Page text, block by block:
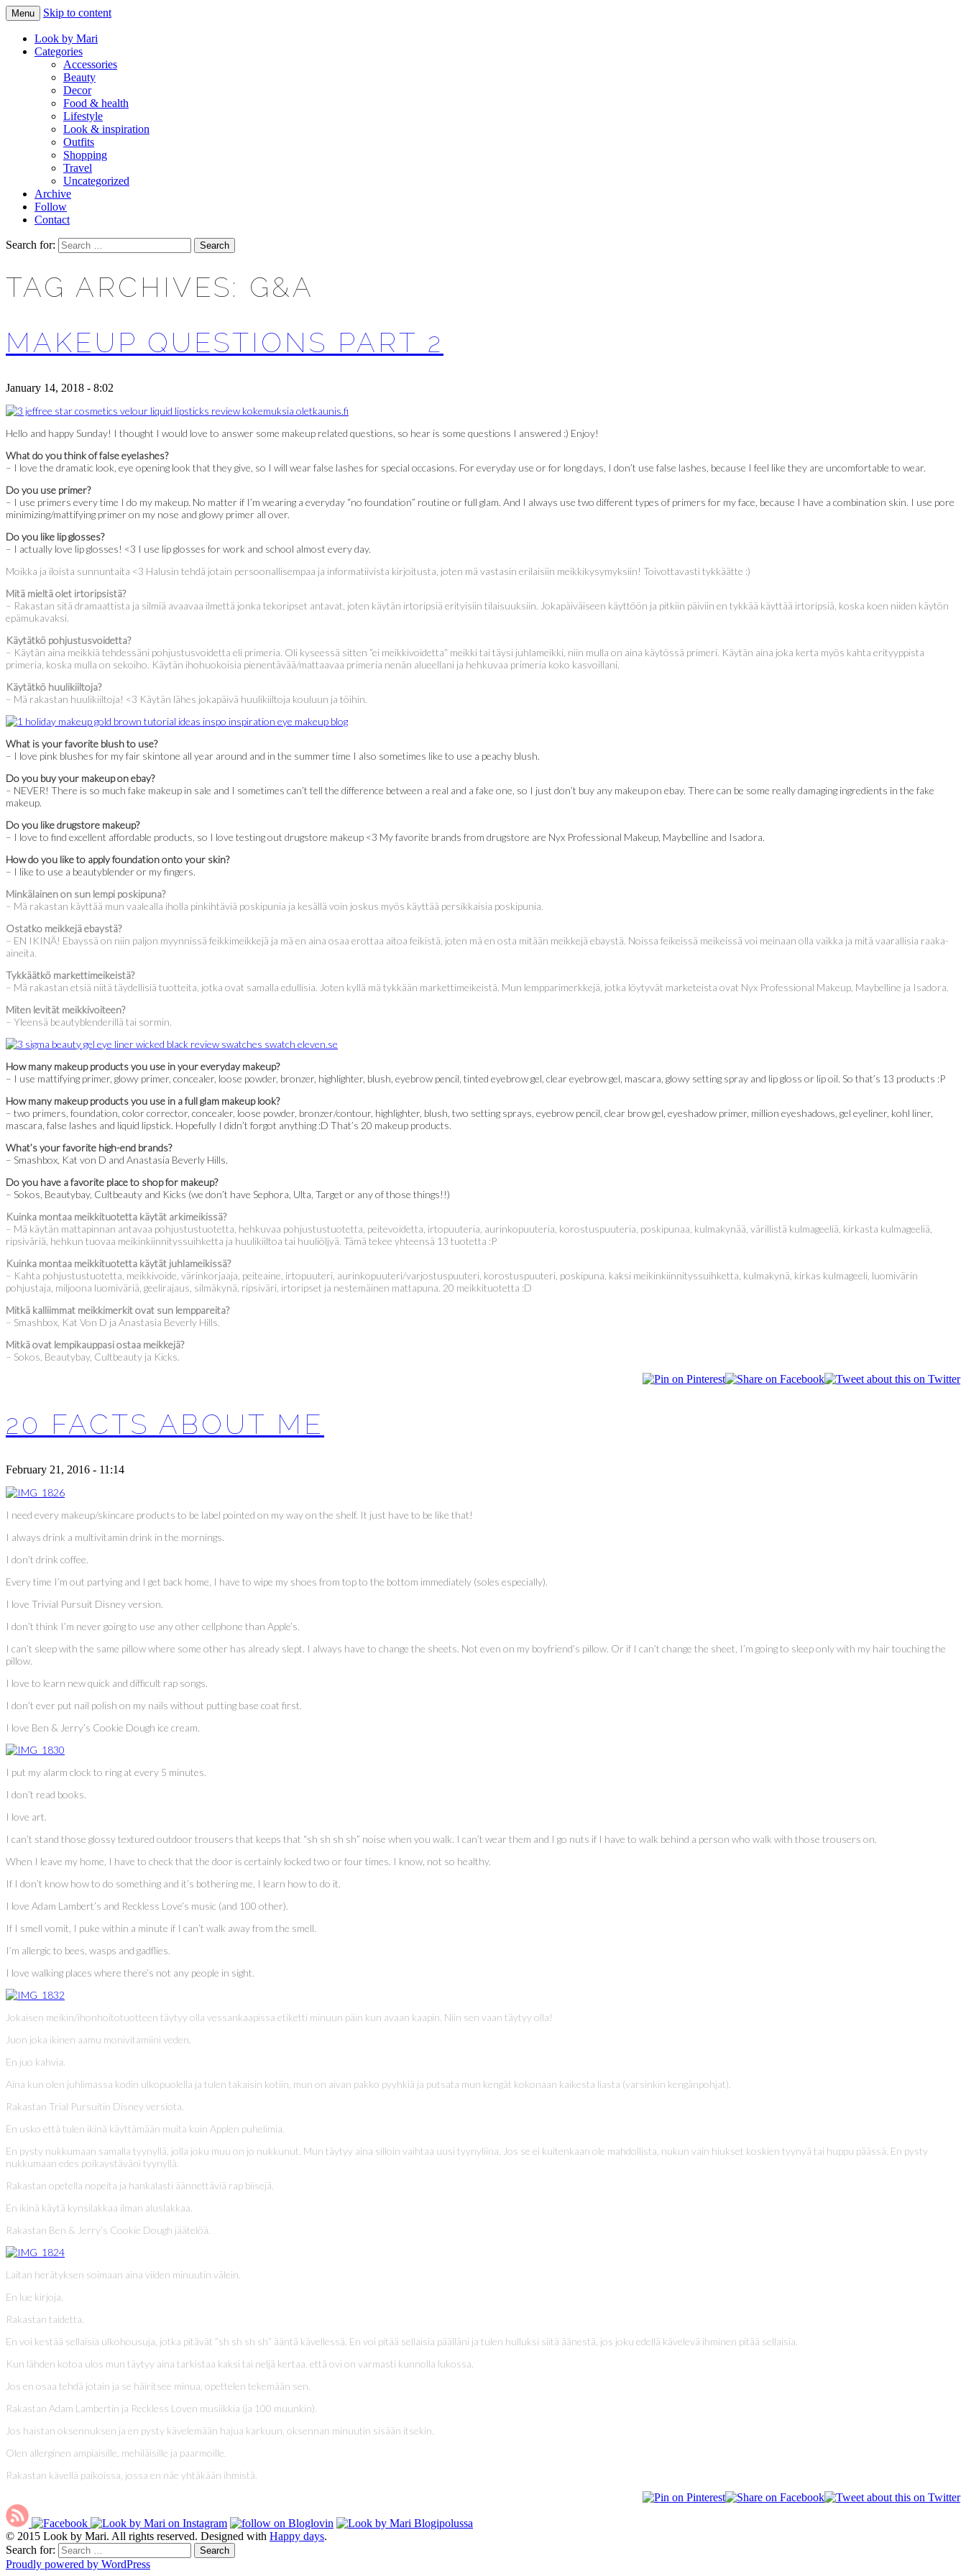
LOOK BY MARI
Makeup & beauty blog
Menu Skip to content
Look by Mari
Categories
Accessories
Beauty
Decor
Food & health
Lifestyle
Look & inspiration
Outfits
Shopping
Travel
Uncategorized
Archive
Follow
Contact
Search for:
TAG ARCHIVES: G&A
MAKEUP QUESTIONS PART 2
January 14, 2018 - 8:02
Hello and happy Sunday! I thought I would love to answer some makeup related questions, so hear is some questions I answered :) Enjoy!
What do you think of false eyelashes?
– I love the dramatic look, eye opening look that they give, so I will wear false lashes for special occasions. For everyday use or for long days, I don’t use false lashes, because I feel like they are uncomfortable to wear.
Do you use primer?
– I use primers every time I do my makeup. No matter if I’m wearing a everyday “no foundation” routine or full glam. And I always use two different types of primers for my face, because I have a combination skin. I use pore
minimizing/mattifying primer on my nose and glowy primer all over.
Do you like lip glosses?
– I actually love lip glosses! <3 I use lip glosses for work and school almost every day.
Moikka ja iloista sunnuntaita <3 Halusin tehdä jotain persoonallisempaa ja informatiivista kirjoitusta, joten mä vastasin erilaisiin meikkikysymyksiin! Toivottavasti tykkäätte :)
Mitä mieltä olet irtoripsistä?
– Rakastan sitä dramaattista ja silmiä avaavaa ilmettä jonka tekoripset antavat, joten käytän irtoripsiä erityisiin tilaisuuksiin. Jokapäiväiseen käyttöön ja pitkiin päiviin en tykkää käyttää irtoripsiä, koska koen niiden käytön
epämukavaksi.
Käytätkö pohjustusvoidetta?
– Käytän aina meikkiä tehdessäni pohjustusvoidetta eli primeria. Oli kyseessä sitten ”ei meikkivoidetta” meikki tai täysi juhlameikki, niin mulla on aina käytössä primeri. Käytän aina joka kerta myös kahta erityyppista
primeria, koska mulla on sekoiho. Käytän ihohuokoisia pienentävää/mattaavaa primeria nenän alueellani ja hehkuvaa primeria koko kasvoillani.
Käytätkö huulikiiltoja?
– Mä rakastan huulikiiltoja! <3 Käytän lähes jokapäivä huulikiiltoja kouluun ja töihin.
What is your favorite blush to use?
– I love pink blushes for my fair skintone all year around and in the summer time I also sometimes like to use a peachy blush.
Do you buy your makeup on ebay?
– NEVER! There is so much fake makeup in sale and I sometimes can’t tell the difference between a real and a fake one, so I just don’t buy any makeup on ebay. There can be some really damaging ingredients in the fake
makeup.
Do you like drugstore makeup?
– I love to find excellent affordable products, so I love testing out drugstore makeup <3 My favorite brands from drugstore are Nyx Professional Makeup, Maybelline and Isadora.
How do you like to apply foundation onto your skin?
– I like to use a beautyblender or my fingers.
Minkälainen on sun lempi poskipuna?
– Mä rakastan käyttää mun vaalealla iholla pinkihtäviä poskipunia ja kesällä voin joskus myös käyttää persikkaisia poskipunia.
Ostatko meikkejä ebaystä?
– EN IKINÄ! Ebayssä on niin paljon myynnissä feikkimeikkejä ja mä en aina osaa erottaa aitoa feikistä, joten mä en osta mitään meikkejä ebaystä. Noissa feikeissä meikeissä voi meinaan olla vaikka ja mitä vaarallisia raaka-
aineita.
Tykkäätkö markettimeikeistä?
– Mä rakastan etsiä niitä täydellisiä tuotteita, jotka ovat samalla edullisia. Joten kyllä mä tykkään markettimeikeistä. Mun lempparimerkkejä, jotka löytyvät marketeista ovat Nyx Professional Makeup, Maybelline ja Isadora.
Miten levität meikkivoiteen?
– Yleensä beautyblenderillä tai sormin.
How many makeup products you use in your everyday makeup?
– I use mattifying primer, glowy primer, concealer, loose powder, bronzer, highlighter, blush, eyebrow pencil, tinted eyebrow gel, clear eyebrow gel, mascara, glowy setting spray and lip gloss or lip oil. So that’s 13 products :P
How many makeup products you use in a full glam makeup look?
– two primers, foundation, color corrector, concealer, loose powder, bronzer/contour, highlighter, blush, two setting sprays, eyebrow pencil, clear brow gel, eyeshadow primer, million eyeshadows, gel eyeliner, kohl liner,
mascara, false lashes and liquid lipstick. Hopefully I didn’t forgot anything :D That’s 20 makeup products.
What’s your favorite high-end brands?
– Smashbox, Kat von D and Anastasia Beverly Hills.
Do you have a favorite place to shop for makeup?
– Sokos, Beautybay, Cultbeauty and Kicks (we don’t have Sephora, Ulta, Target or any of those things!!)
Kuinka montaa meikkituotetta käytät arkimeikissä?
– Mä käytän mattapinnan antavaa pohjustustuotetta, hehkuvaa pohjustustuotetta, peitevoidetta, irtopuuteria, aurinkopuuteria, korostuspuuteria, poskipunaa, kulmakynää, värillistä kulmageeliä, kirkasta kulmageeliä,
ripsiväriä, hehkun tuovaa meikinkiinnityssuihketta ja huulikiiltoa tai huuliöljyä. Tämä tekee yhteensä 13 tuotetta :P
Kuinka montaa meikkituotetta käytät juhlameikissä?
– Kahta pohjustustuotetta, meikkivoide, värinkorjaaja, peiteaine, irtopuuteri, aurinkopuuteri/varjostuspuuteri, korostuspuuteri, poskipuna, kaksi meikinkiinnityssuihketta, kulmakynä, kirkas kulmageeli, luomivärin
pohjustaja, miljoona luomiväriä, geelirajaus, silmäkynä, ripsiväri, irtoripset ja nestemäinen mattapuna. 20 meikkituotetta :D
Mitkä kalliimmat meikkimerkit ovat sun lemppareita?
– Smashbox, Kat Von D ja Anastasia Beverly Hills.
Mitkä ovat lempikauppasi ostaa meikkejä?
– Sokos, Beautybay, Cultbeauty ja Kicks.
20 FACTS ABOUT ME
February 21, 2016 - 11:14
I need every makeup/skincare products to be label pointed on my way on the shelf. It just have to be like that!
I always drink a multivitamin drink in the mornings.
I don’t drink coffee.
Every time I’m out partying and I get back home, I have to wipe my shoes from top to the bottom immediately (soles especially).
I love Trivial Pursuit Disney version.
I don’t think I’m never going to use any other cellphone than Apple’s.
I can’t sleep with the same pillow where some other has already slept. I always have to change the sheets. Not even on my boyfriend’s pillow. Or if I can’t change the sheet, I’m going to sleep only with my hair touching the
pillow.
I love to learn new quick and difficult rap songs.
I don’t ever put nail polish on my nails without putting base coat first.
I love Ben & Jerry’s Cookie Dough ice cream.
I put my alarm clock to ring at every 5 minutes.
I don’t read books.
I love art.
I can’t stand those glossy textured outdoor trousers that keeps that “sh sh sh sh” noise when you walk. I can’t wear them and I go nuts if I have to walk behind a person who walk with those trousers on.
When I leave my home, I have to check that the door is certainly locked two or four times. I know, not so healthy.
If I don’t know how to do something and it’s bothering me, I learn how to do it.
I love Adam Lambert’s and Reckless Love’s music (and 100 other).
If I smell vomit, I puke within a minute if I can’t walk away from the smell.
I’m allergic to bees, wasps and gadflies.
I love walking places where there’s not any people in sight.
Jokaisen meikin/ihonhoitotuotteen täytyy olla vessankaapissa etiketti minuun päin kun avaan kaapin. Niin sen vaan täytyy olla!
Juon joka ikinen aamu monivitamiini veden.
En juo kahvia.
Aina kun olen juhlimassa kodin ulkopuolella ja tulen takaisin kotiin, mun on aivan pakko pyyhkiä ja putsata mun kengät kokonaan kaikesta liasta (varsinkin kengänpohjat).
Rakastan Trial Pursuitin Disney versiota.
En usko että tulen ikinä käyttämään muita kuin Applen puhelimia.
En pysty nukkumaan samalla tyynyllä, jolla joku muu on jo nukkunut. Mun täytyy aina silloin vaihtaa uusi tyynyliina. Jos se ei kuitenkaan ole mahdollista, nukun vain hiukset koskien tyynyä tai huppu päässä. En pysty
nukkumaan edes poikaystäväni tyynyllä.
Rakastan opetella nopeita ja hankalasti äännettäviä rap biisejä.
En ikinä käytä kynsilakkaa ilman aluslakkaa.
Rakastan Ben & Jerry’s Cookie Dough jäätelöä.
Laitan herätyksen soimaan aina viiden minuutin välein.
En lue kirjoja.
Rakastan taidetta.
En voi kestää sellaisia ulkohousuja, jotka pitävät ”sh sh sh sh” ääntä kävellessä. En voi pitää sellaisia päälläni ja tulen hulluksi siitä äänestä, jos joku edellä kävelevä ihminen pitää sellaisia.
Kun lähden kotoa ulos mun täytyy aina tarkistaa kaksi tai neljä kertaa, että ovi on varmasti kunnolla lukossa.
Jos en osaa tehdä jotain ja se häiritsee minua, opettelen tekemään sen.
Rakastan Adam Lambertin ja Reckless Loven musiikkia (ja 100 muunkin).
Jos haistan oksennuksen ja en pysty kävelemään hajua karkuun, oksennan minuutin sisään itsekin.
Olen allerginen ampiaisille, mehiläisille ja paarmoille.
Rakastan kävellä paikoissa, jossa en näe yhtäkään ihmistä.
© 2015 Look by Mari. All rights reserved. Designed with Happy days.
Search for:
Proudly powered by WordPress